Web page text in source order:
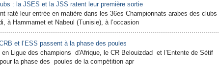
: la JSES et la JSS ratent leur première sortie
raté leur entrée en matière dans les 36es Championnats arabes des clubs
à Hammamet et Nabeul (Tunisie), à l’occasion
et l’ESS passent à la phase des poules
en Ligue des champions d'Afrique, le CR Belouizdad et l’Entente de Sétif
la phase des poules de la compétition apr